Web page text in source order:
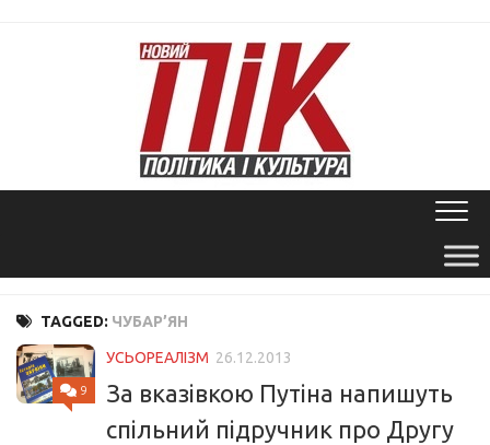
TAGGED: ЧУБАР’ЯН
9
УСЬОРЕАЛІЗМ 26.12.2013
За вказівкою Путіна напишуть
спільний підручник про Другу